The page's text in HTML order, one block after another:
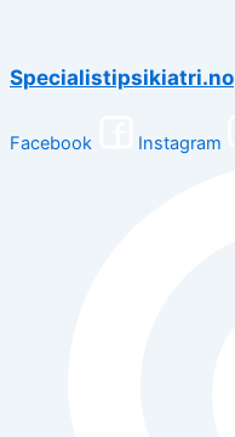
Specialistipsikiatri.no
Facebook Instagram